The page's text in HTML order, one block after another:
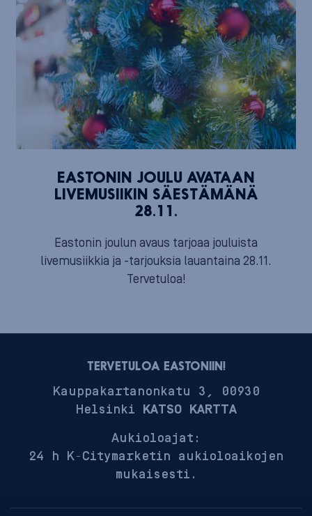
EASTONIN JOULU AVATAAN
LIVEMUSIIKIN SÄESTÄMÄNÄ
28.11.
Eastonin joulun avaus tarjoaa jouluista
livemusiikkia ja -tarjouksia lauantaina 28.11.
Tervetuloa!
TERVETULOA EASTONIIN!
Kauppakartanonkatu 3, 00930
Helsinki KATSO KARTTA
Aukioloajat:
24 h K-Citymarketin aukioloaikojen
mukaisesti.